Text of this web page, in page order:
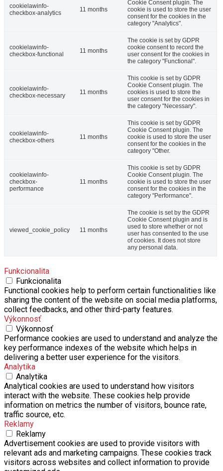
cookielawinfo-
checkbox-analytics
11 months
Cookie Consent plugin. The
cookie is used to store the user
consent for the cookies in the
category "Analytics".
cookielawinfo-
checkbox-functional
11 months
The cookie is set by GDPR
cookie consent to record the
user consent for the cookies in
the category "Functional".
cookielawinfo-
checkbox-necessary
11 months
This cookie is set by GDPR
Cookie Consent plugin. The
cookies is used to store the
user consent for the cookies in
the category "Necessary".
cookielawinfo-
checkbox-others
11 months
This cookie is set by GDPR
Cookie Consent plugin. The
cookie is used to store the user
consent for the cookies in the
category "Other.
cookielawinfo-
checkbox-
performance
11 months
This cookie is set by GDPR
Cookie Consent plugin. The
cookie is used to store the user
consent for the cookies in the
category "Performance".
viewed_cookie_policy 11 months
The cookie is set by the GDPR
Cookie Consent plugin and is
used to store whether or not
user has consented to the use
of cookies. It does not store
any personal data.
Funkcionalita
Funkcionalita
Functional cookies help to perform certain functionalities like
sharing the content of the website on social media platforms,
collect feedbacks, and other third-party features.
Výkonnosť
Výkonnosť
Performance cookies are used to understand and analyze the
key performance indexes of the website which helps in
delivering a better user experience for the visitors.
Analytika
Analytika
Analytical cookies are used to understand how visitors
interact with the website. These cookies help provide
information on metrics the number of visitors, bounce rate,
traffic source, etc.
Reklamy
Reklamy
Advertisement cookies are used to provide visitors with
relevant ads and marketing campaigns. These cookies track
visitors across websites and collect information to provide